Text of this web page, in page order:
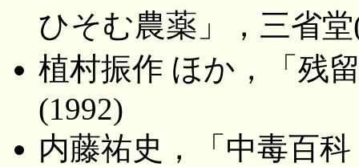
ひそむ農薬」，三省堂
植村振作 ほか，「残
(1992)
内藤祐史，「中毒百